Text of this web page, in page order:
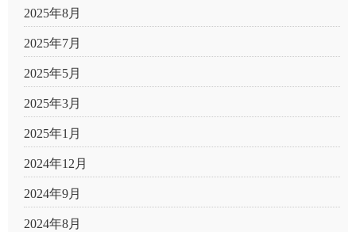
2025年8月
2025年7月
2025年5月
2025年3月
2025年1月
2024年12月
2024年9月
2024年8月